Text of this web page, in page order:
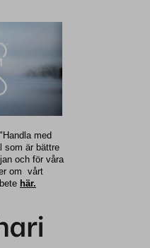
med
som är bättre
och för våra
om vårt
här.